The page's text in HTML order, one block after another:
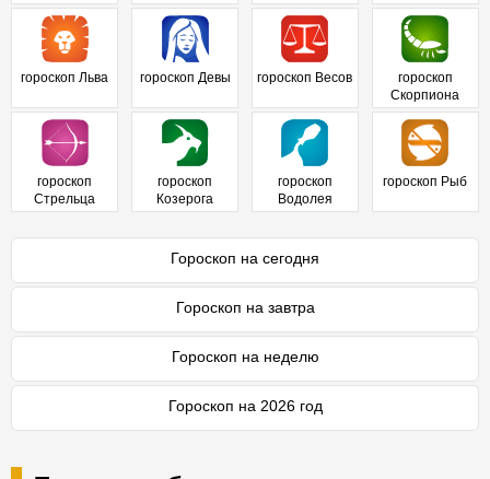
гороскоп Льва гороскоп Девы гороскоп Весов
гороскоп
Скорпиона
гороскоп
Стрельца
гороскоп
Козерога
гороскоп
Водолея
гороскоп Рыб
Гороскоп на сегодня
Гороскоп на завтра
Гороскоп на неделю
Гороскоп на 2026 год